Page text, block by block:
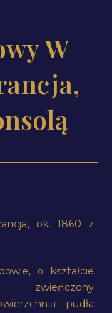
W
ok. 1860 z
o kształcie
zwieńczony
pudła